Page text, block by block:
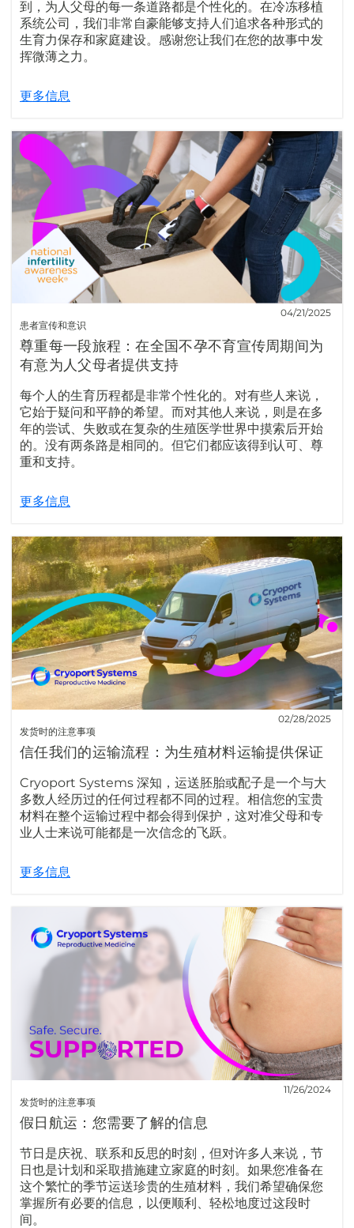
到，为人父母的每一条道路都是个性化的。在冷冻移植
系统公司，我们非常自豪能够支持人们追求各种形式的
生育力保存和家庭建设。感谢您让我们在您的故事中发
挥微薄之力。
更多信息
患者宣传和意识
04/21/2025
尊重每一段旅程：在全国不孕不育宣传周期间为
有意为人父母者提供支持
每个人的生育历程都是非常个性化的。对有些人来说，
它始于疑问和平静的希望。而对其他人来说，则是在多
年的尝试、失败或在复杂的生殖医学世界中摸索后开始
的。没有两条路是相同的。但它们都应该得到认可、尊
重和支持。
更多信息
发货时的注意事项
02/28/2025
信任我们的运输流程：为生殖材料运输提供保证
Cryoport Systems 深知，运送胚胎或配子是一个与大
多数人经历过的任何过程都不同的过程。相信您的宝贵
材料在整个运输过程中都会得到保护，这对准父母和专
业人士来说可能都是一次信念的飞跃。
更多信息
发货时的注意事项
11/26/2024
假日航运：您需要了解的信息
节日是庆祝、联系和反思的时刻，但对许多人来说，节
日也是计划和采取措施建立家庭的时刻。如果您准备在
这个繁忙的季节运送珍贵的生殖材料，我们希望确保您
掌握所有必要的信息，以便顺利、轻松地度过这段时
间。